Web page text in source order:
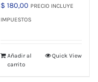
$ 180,00 PRECIO INCLUYE
IMPUESTOS
Añadir al
carrito
Quick View